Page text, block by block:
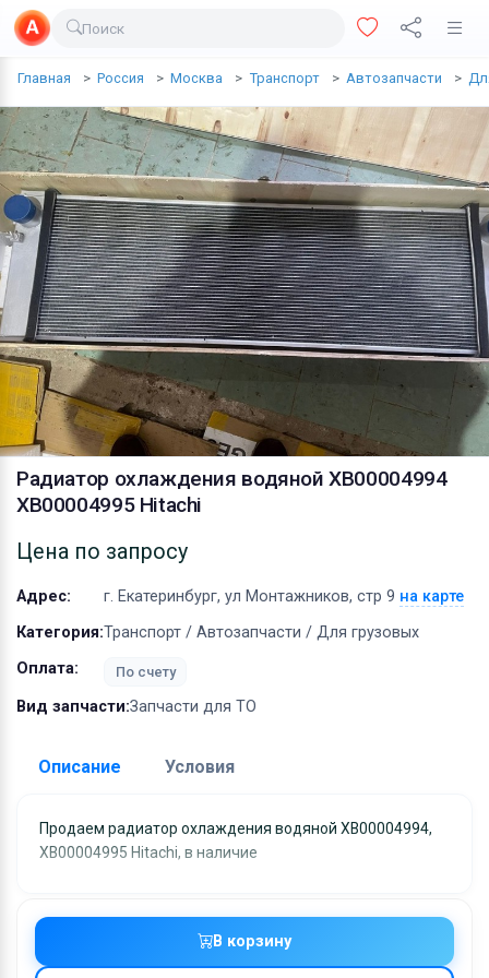
Поиск
Главная Россия Москва Транспорт Автозапчасти
Радиатор охлаждения водяной XB00004994
XB00004995 Hitachi
В корзину
Цена по запросу
Адрес: г. Екатеринбург, ул Монтажников, стр 9 на карте
Категория:Транспорт / Автозапчасти / Для грузовых
Оплата:
По счету
Вид запчасти:Запчасти для ТО
Описание Условия
Продаем радиатор охлаждения водяной XB00004994,
XB00004995 Hitachi, в наличие
Доставка:
Адрес самовывоза:
Отправка товара осуществляется в течение 2-х
Доставка еды
Транспорт
Недвижимость
Услуги
Личные вещи
Одежда и обувь
Электроника
Все для дома
Хобби и отдых
Животные
Оборудование